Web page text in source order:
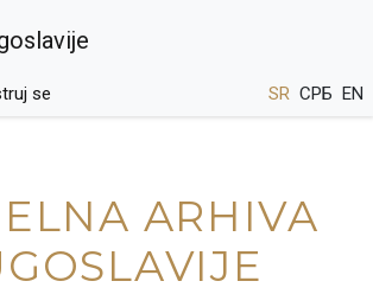
se SR СРБ EN
ARHIVA